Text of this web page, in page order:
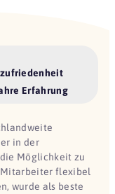
Erfahrung
in der
Möglichkeit zu
Mitarbeiter flexibel
wurde als beste